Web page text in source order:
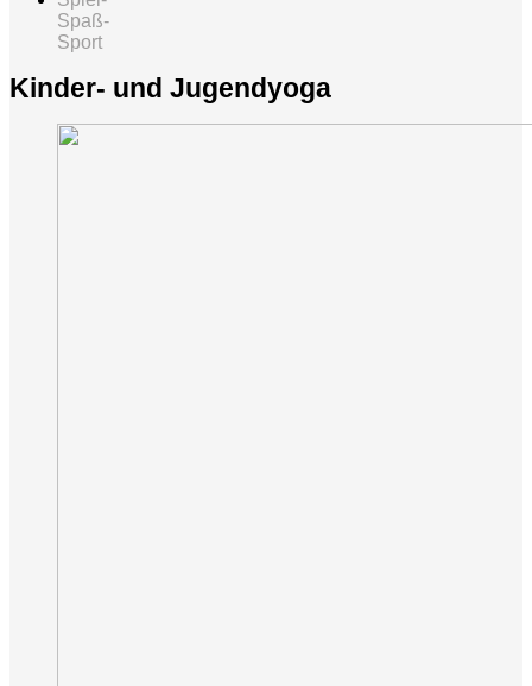
Spaß-
Sport
Kinder- und Jugendyoga